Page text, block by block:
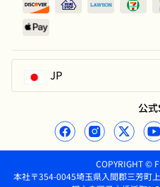
JP
公式
COPYRIGHT ©
本社〒354-0045埼玉県入間郡三芳町